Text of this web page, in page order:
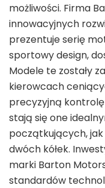
możliwości. Firma
innowacyjnych
prezentuje serię
sportowy design,
Modele te zostały
kierowcach
precyzyjną
stają się one
początkujących,
dwóch kółek.
marki Barton
standardów